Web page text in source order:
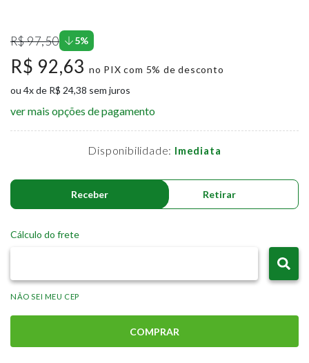
R$ 97,50 5%
R$ 92,63no PIX com 5% de desconto
ou 4x de R$ 24,38 sem juros
ver mais opções de pagamento
Disponibilidade: Imediata
Receber Retirar
Cálculo do frete
NÃO SEI MEU CEP
COMPRAR